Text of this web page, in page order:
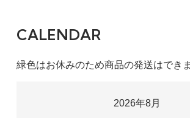
CALENDAR
緑色はお休みのため商品の発送はでき
2026年8月